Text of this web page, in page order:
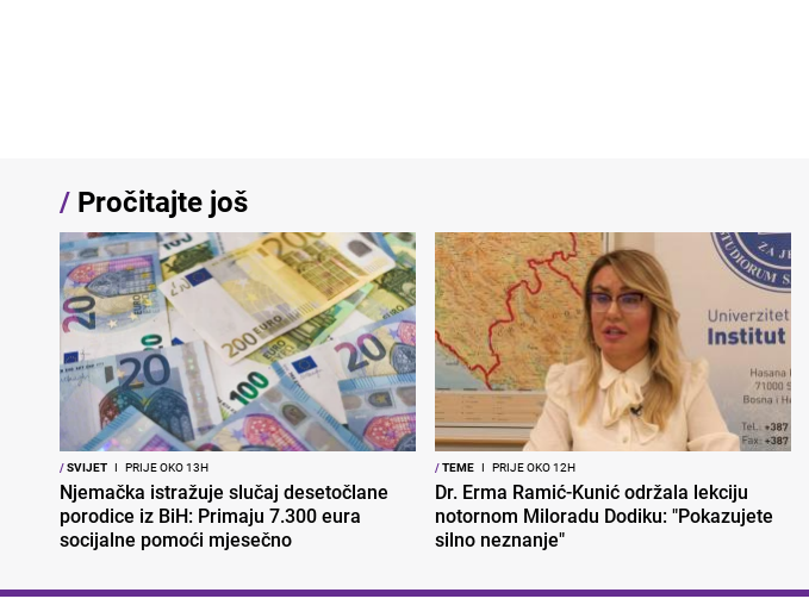
/ Pročitajte još
/SVIJET I PRIJE OKO 13H
Njemačka istražuje slučaj desetočlane
porodice iz BiH: Primaju 7.300 eura
socijalne pomoći mjesečno
/TEME I PRIJE OKO 12H
Dr. Erma Ramić-Kunić održala lekciju
notornom Miloradu Dodiku: "Pokazujete
silno neznanje"